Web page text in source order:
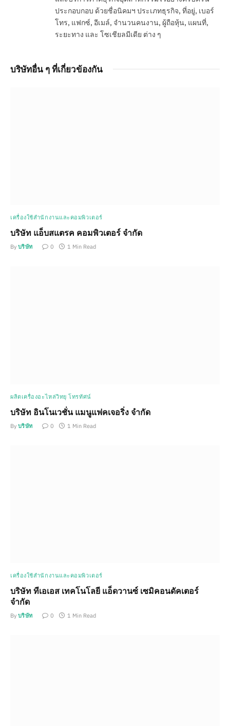
ประกอบกอบ ด้วยชื่อนิคมฯ ประเภทธุรกิจ, ที่อยู่, เบอร์
โทร, แฟกซ์, อีเมล์, จำนวนคนงาน, ผู้ถือหุ้น, แผนที่,
ระยะทาง และ โซเชียลมีเดีย ต่าง ๆ
บริษัทอื่น ๆ ที่เกี่ยวข้องกัน
เครื่องใช้สำนักงานและคอมพิวเตอร์
บริษัท แอ็บสแตรค คอมพิวเตอร์ จำกัด
By บริษัท 0 1 Min Read
ผลิตเครื่องอะไหล่วิทยุ โทรทัศน์
บริษัท อินโนเวชั่น แมนูแฟคเจอริ่ง จำกัด
By บริษัท 0 1 Min Read
เครื่องใช้สำนักงานและคอมพิวเตอร์
บริษัท ทีเอเอส เทคโนโลยี แอ็ดวานซ์ เซมิคอนดัคเตอร์
จำกัด
By บริษัท 0 1 Min Read